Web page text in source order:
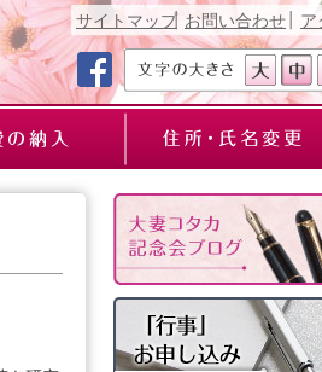
サイトマップ お問い合わせ ア